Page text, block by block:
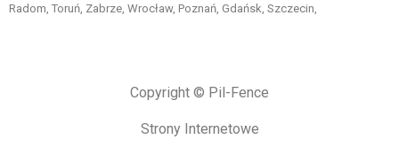
Radom, Toruń, Zabrze, Wrocław, Poznań, Gdańsk, Szczecin,
Copyright © Pil-Fence
Strony Internetowe